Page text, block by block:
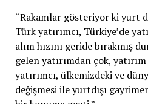
“Rakamlar gösteriyor ki yurt
Türk yatırımcı, Türkiye’de
alım hızını geride bırakmış
gelen yatırımdan çok,
yatırımcı, ülkemizdeki ve
değişmesi ile yurtdışı